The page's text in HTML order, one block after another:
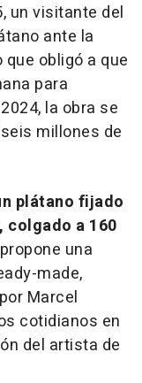
un visitante del
ante la
obligó a que
para
la obra se
millones de
plátano fijado
colgado a 160
una
made,
Marcel
cotidianos en
del artista de